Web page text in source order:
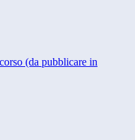
(da pubblicare in